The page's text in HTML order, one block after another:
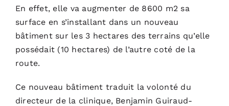
En effet, elle va augmenter de 8600 m2 sa
surface en s’installant dans un nouveau
bâtiment sur les 3 hectares des terrains qu’elle
possédait (10 hectares) de l’autre coté de la
route.
Ce nouveau bâtiment traduit la volonté du
directeur de la clinique, Benjamin Guiraud-